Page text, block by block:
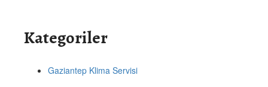
Kategoriler
Gaziantep Klima Servisi